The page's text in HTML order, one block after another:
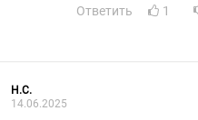
Ответить
1
H.C.
14.06.2025